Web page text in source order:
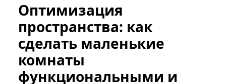
Оптимизация
пространства: как
сделать маленькие
комнаты
функциональными и